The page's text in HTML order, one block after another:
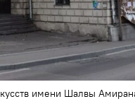
имени Шалвы